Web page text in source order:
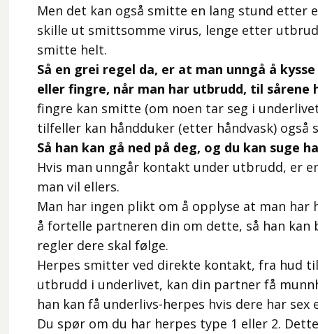
Men det kan også smitte en lang stund etter
skille ut smittsomme virus, lenge etter
smitte helt.
Så en grei regel da, er at man unngå å
eller fingre, når man har utbrudd, til sårene
fingre kan smitte (om noen tar seg i
tilfeller kan håndduker (etter håndvask) også
Så han kan gå ned på deg, og du kan suge
Hvis man unngår kontakt under utbrudd, er
man vil ellers.
Man har ingen plikt om å opplyse at man har
å fortelle partneren din om dette, så han kan
regler dere skal følge.
Herpes smitter ved direkte kontakt, fra hud
utbrudd i underlivet, kan din partner få
han kan få underlivs-herpes hvis dere har
Du spør om du har herpes type 1 eller 2.